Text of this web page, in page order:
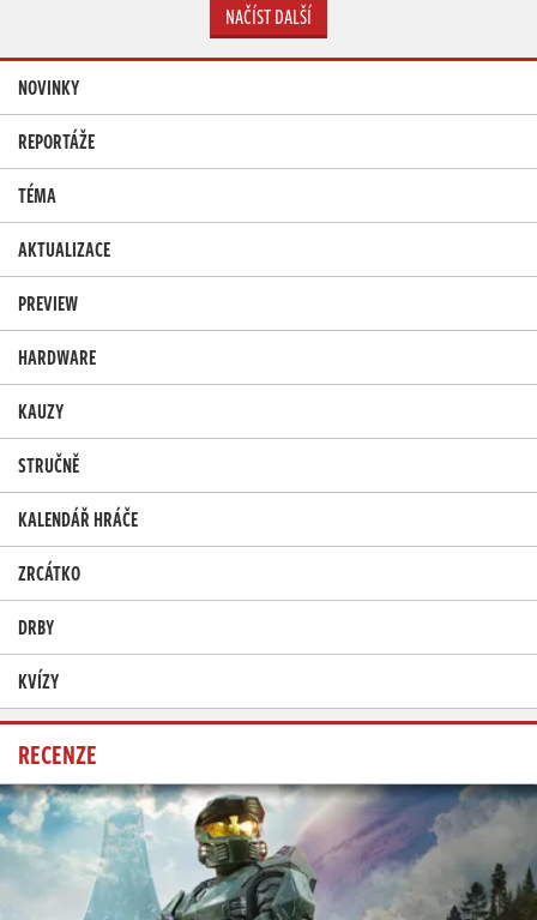
NAČÍST DALŠÍ
NOVINKY
REPORTÁŽE
TÉMA
AKTUALIZACE
PREVIEW
HARDWARE
KAUZY
STRUČNĚ
KALENDÁŘ HRÁČE
ZRCÁTKO
DRBY
KVÍZY
RECENZE